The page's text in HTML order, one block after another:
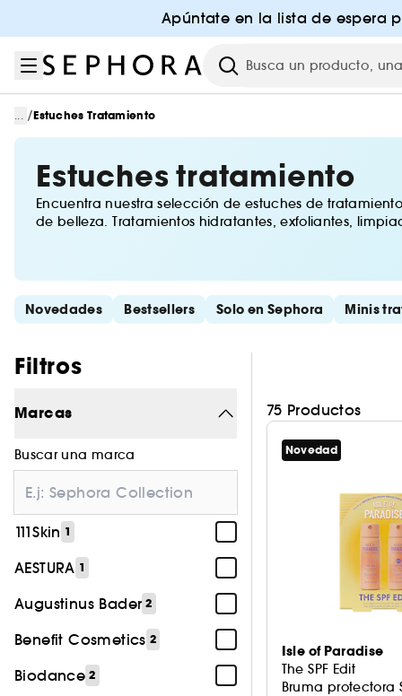
Ir al contenido principal
Apúntate en la lista de espera
Investigación
... /Estuches Tratamiento
Estuches tratamiento
Encuentra nuestra selección de estuches de
de belleza. Tratamientos hidratantes, exfoliantes,
Saltar los enlaces rápidos
Novedades Bestsellers Solo en Sephora Minis
Filtros
Marcas
Buscar una marca
111Skin 1
AESTURA 1
Augustinus Bader 2
Benefit Cosmetics 2
Biodance 2
75 Productos
Novedad
Isle of Paradise
The SPF Edit
Bruma protectora